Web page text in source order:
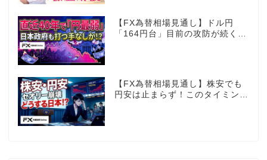
【FX為替相場見通し】ドル円
「164円台」目前の攻防が続く！
【FX為替相場見通し】株安でも
円安は止まらず！このタイミング